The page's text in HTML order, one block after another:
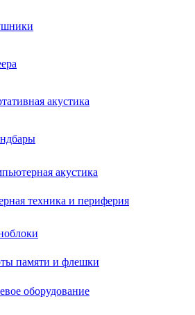
акустика
акустика
техника и периферия
памяти и флешки
оборудование